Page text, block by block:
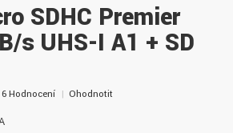
SDHC Premier
s UHS-I A1 + SD
6 Hodnocení Ohodnotit